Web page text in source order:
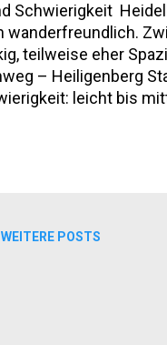
Schwierigkeit
wanderfreundlich.
teilweise eher
– Heiligenberg
leicht bis
nett. Wer oben
WEITERE POSTS